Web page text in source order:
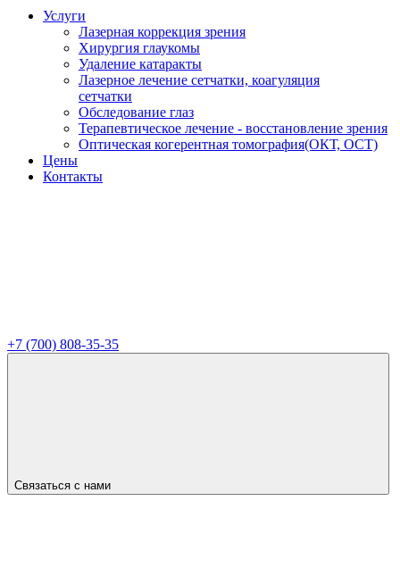
Услуги
Лазерная коррекция зрения
Хирургия глаукомы
Удаление катаракты
Лазерное лечение сетчатки, коагуляция
сетчатки
Обследование глаз
Терапевтическое лечение - восстановление зрения
Оптическая когерентная томография(ОКТ, ОСТ)
Цены
Контакты
+7 (700) 808-35-35
Связаться с нами